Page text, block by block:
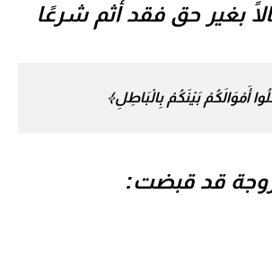
بغير حق فقدأثم شرعًا
أَمْوَالَكُمْ بَيْنَكُمْ بِالْبَاطِلِ﴾
قد قبضت: